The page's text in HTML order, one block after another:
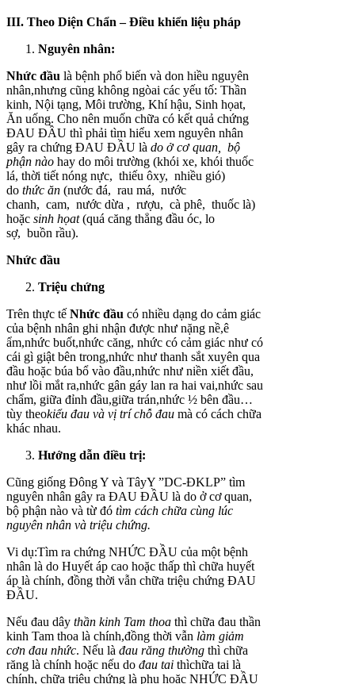
III. Theo Diện Chẩn – Điều khiển liệu pháp
Nguyên nhân:
Nhức đầu là bệnh phổ biến và don hiều nguyên
nhân,nhưng cũng không ngòai các yếu tố: Thần
kinh, Nội tạng, Môi trường, Khí hậu, Sinh họat,
Ăn uống. Cho nên muốn chữa có kết quả chứng
ĐAU ĐẦU thì phải tìm hiểu xem nguyên nhân
gây ra chứng ĐAU ĐẦU là do ở cơ quan, bộ
phận nào hay do môi trường (khói xe, khói thuốc
lá, thời tiết nóng nực, thiếu ôxy, nhiều gió)
do thức ăn (nước đá, rau má, nước
chanh, cam, nước dừa , rượu, cà phê, thuốc là)
hoặc sinh họat(quá căng thẳng đầu óc, lo
sợ, buồn rầu).
Nhức đầu
Triệu chứng
Trên thực tế Nhức đầu có nhiều dạng do cảm giác
của bệnh nhân ghi nhận được như nặng nề,ê
ẩm,nhức buốt,nhức căng, nhức có cảm giác như có
cái gì giật bên trong,nhức như thanh sắt xuyên qua
đầu hoặc búa bổ vào đầu,nhức như niền xiết đầu,
như lồi mắt ra,nhức gân gáy lan ra hai vai,nhức sau
chẩm, giữa đỉnh đầu,giữa trán,nhức ½ bên đầu…
tùy theokiểu đau và vị trí chỗ đau mà có cách chữa
khác nhau.
Hướng dẫn điều trị:
Cũng giống Đông Y và TâyY ”DC-ĐKLP” tìm
nguyên nhân gây ra ĐAU ĐẦU là do ở cơ quan,
bộ phận nào và từ đó tìm cách chữa cùng lúc
nguyên nhân và triệu chứng.
Vi dụ:Tìm ra chứng NHỨC ĐẦU của một bệnh
nhân là do Huyết áp cao hoặc thấp thì chữa huyết
áp là chính, đồng thời vẫn chữa triệu chứng ĐAU
ĐẦU.
Nếu đau dây thần kinh Tam thoa thì chữa đau thần
kinh Tam thoa là chính,đồng thời vẫn làm giảm
cơn đau nhức. Nếu là đau răng thường thì chữa
răng là chính hoặc nếu do đau tai thìchữa tai là
chính, chữa triệu chứng là phụ hoặc NHỨC ĐẦU